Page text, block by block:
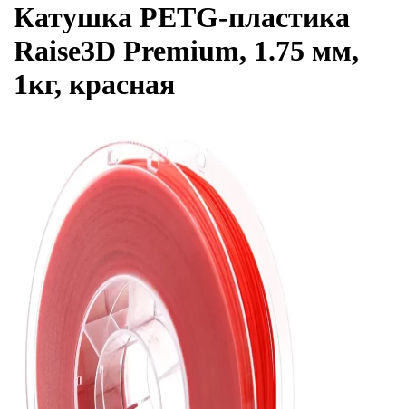
Катушка PETG-пластика
Raise3D Premium, 1.75 мм,
1кг, красная